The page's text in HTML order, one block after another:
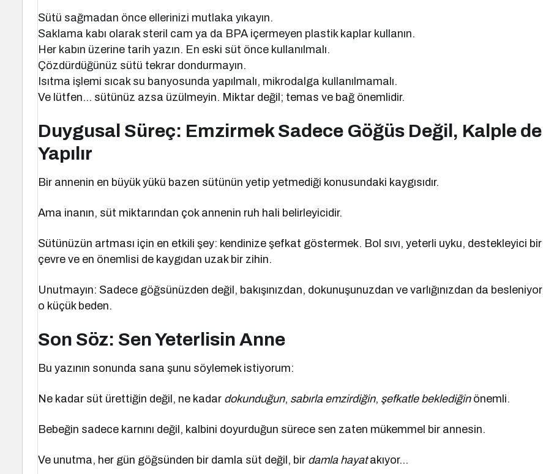
Sütü sağmadan önce ellerinizi mutlaka yıkayın.
Saklama kabı olarak steril cam ya da BPA içermeyen plastik kaplar kullanın.
Her kabın üzerine tarih yazın. En eski süt önce kullanılmalı.
Çözdürdüğünüz sütü tekrar dondurmayın.
Isıtma işlemi sıcak su banyosunda yapılmalı, mikrodalga kullanılmamalı.
Ve lütfen… sütünüz azsa üzülmeyin. Miktar değil; temas ve bağ önemlidir.
Duygusal Süreç: Emzirmek Sadece Göğüs Değil, Kalple de
Yapılır
Bir annenin en büyük yükü bazen sütünün yetip yetmediği konusundaki kaygısıdır.
Ama inanın, süt miktarından çok annenin ruh hali belirleyicidir.
Sütünüzün artması için en etkili şey: kendinize şefkat göstermek. Bol sıvı, yeterli uyku, destekleyici bir
çevre ve en önemlisi de kaygıdan uzak bir zihin.
Unutmayın: Sadece göğsünüzden değil, bakışınızdan, dokunuşunuzdan ve varlığınızdan da besleniyor
o küçük beden.
Son Söz: Sen Yeterlisin Anne
Bu yazının sonunda sana şunu söylemek istiyorum:
Ne kadar süt ürettiğin değil, ne kadar dokunduğun, sabırla emzirdiğin, şefkatle beklediğinönemli.
Bebeğin sadece karnını değil, kalbini doyurduğun sürece sen zaten mükemmel bir annesin.
Ve unutma, her gün göğsünden bir damla süt değil, bir damla hayatakıyor…